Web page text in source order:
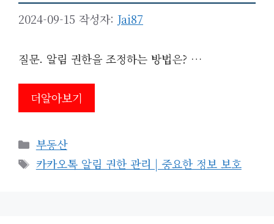
2024-09-15 작성자: Jai87
질문. 알림 권한을 조정하는 방법은? …
더알아보기
카
테
고
부동산
태
카카오톡 알림 권한 관리 | 중요한 정보 보호